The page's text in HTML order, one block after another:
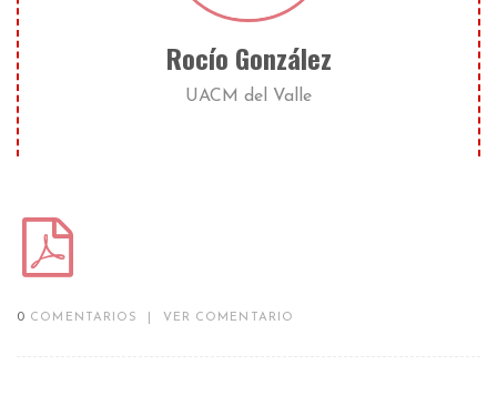
Rocío González
UACM del Valle
0 COMENTARIOS VER COMENTARIO